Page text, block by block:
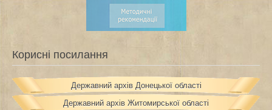
Корисні посилання
Державний архів Донецької області
Державний архів Житомирської області